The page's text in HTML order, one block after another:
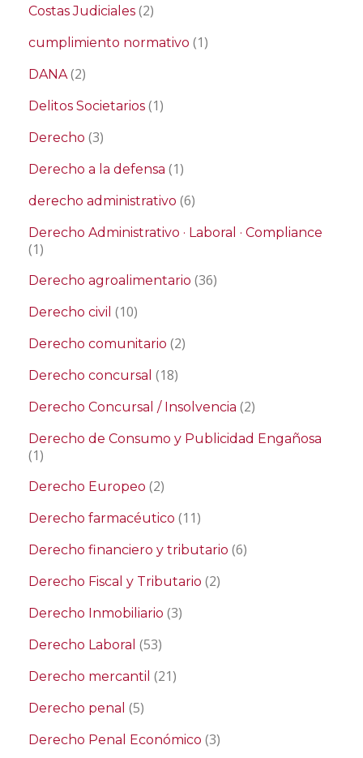
Costas Judiciales (2)
cumplimiento normativo (1)
DANA(2)
Delitos Societarios (1)
Derecho (3)
Derecho a la defensa (1)
derecho administrativo (6)
Derecho Administrativo · Laboral · Compliance
(1)
Derecho agroalimentario (36)
Derecho civil (10)
Derecho comunitario (2)
Derecho concursal (18)
Derecho Concursal / Insolvencia (2)
Derecho de Consumo y Publicidad Engañosa
(1)
Derecho Europeo (2)
Derecho farmacéutico (11)
Derecho financiero y tributario (6)
Derecho Fiscal y Tributario (2)
Derecho Inmobiliario (3)
Derecho Laboral (53)
Derecho mercantil (21)
Derecho penal (5)
Derecho Penal Económico (3)